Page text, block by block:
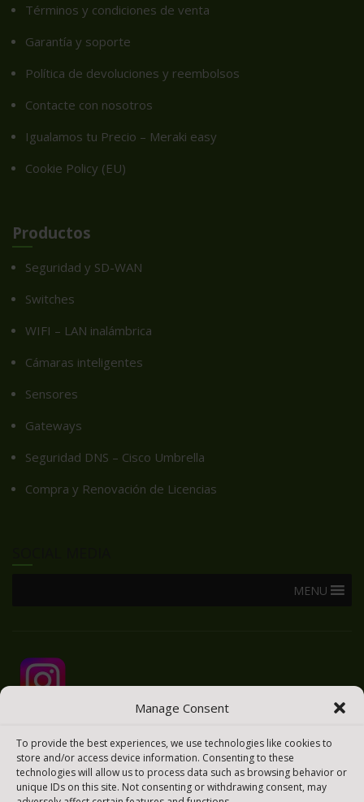
Manage Consent
To provide the best experiences, we use technologies like cookies to
store and/or access device information. Consenting to these
technologies will allow us to process data such as browsing behavior or
unique IDs on this site. Not consenting or withdrawing consent, may
Términos y condiciones de venta
Garantía y soporte
Política de devoluciones y reembolsos
Contacte con nosotros
Igualamos tu Precio – Meraki easy
Cookie Policy (EU)
Productos
Seguridad y SD-WAN
Switches
WIFI – LAN inalámbrica
Cámaras inteligentes
Sensores
Gateways
Seguridad DNS – Cisco Umbrella
Compra y Renovación de Licencias
MENU